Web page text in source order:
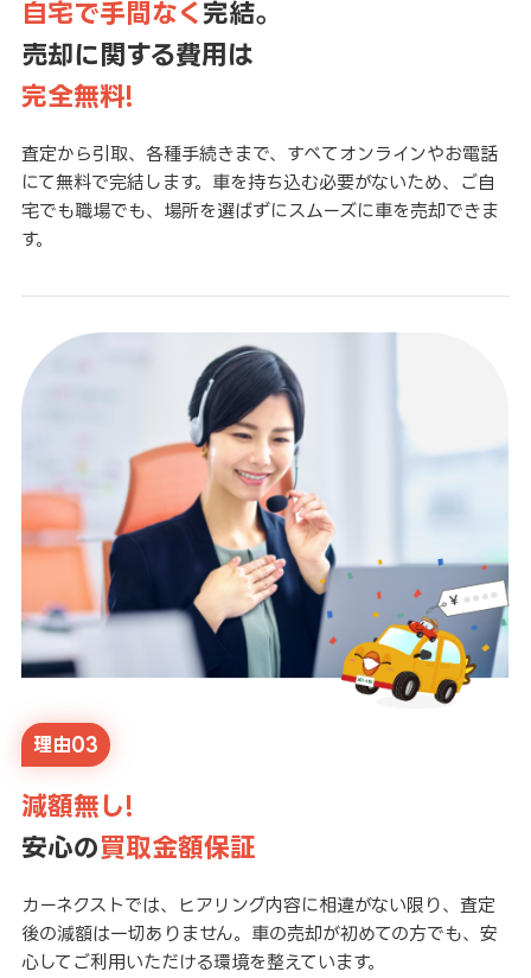
自宅で手間なく 完結。
売却に関する費用は
完全無料!
査定から引取、各種手続きまで、すべてオンラインやお電話
にて無料で完結します。車を持ち込む必要がないため、ご自
宅でも職場でも、場所を選ばずにスムーズに車を売却できま
す。
理由03
減額無し!
安心の買取金額保証
カーネクストでは、ヒアリング内容に相違がない限り、査定
後の減額は一切ありません。車の売却が初めての方でも、安
心してご利用いただける環境を整えています。